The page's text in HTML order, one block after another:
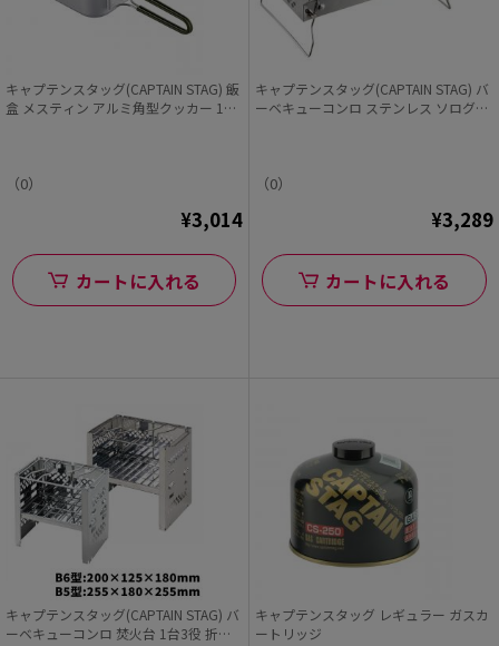
キャプテンスタッグ(CAPTAIN STAG) 飯
盒 メスティン アルミ角型クッカー 1合
（0）
¥3,014
カートに入れる
キャプテンスタッグ(CAPTAIN STAG) バ
ーベキューコンロ ステンレス ソログリ
（0）
¥3,289
カートに入れる
キャプテンスタッグ(CAPTAIN STAG) バ
ーベキューコンロ 焚火台 1台3役 折り
キャプテンスタッグ レギュラー ガスカ
ートリッジ